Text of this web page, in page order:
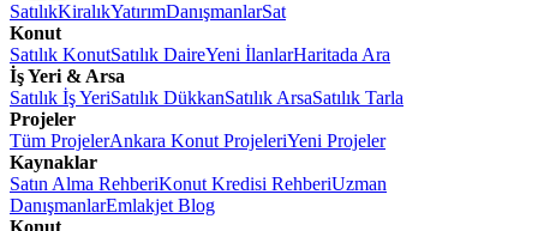
SatılıkKiralıkYatırımDanışmanlarSat
Konut
Satılık KonutSatılık DaireYeni İlanlarHaritada Ara
İş Yeri & Arsa
Satılık İş YeriSatılık DükkanSatılık ArsaSatılık Tarla
Projeler
Tüm ProjelerAnkara Konut ProjeleriYeni Projeler
Kaynaklar
Satın Alma RehberiKonut Kredisi RehberiUzman
DanışmanlarEmlakjet Blog
Konut